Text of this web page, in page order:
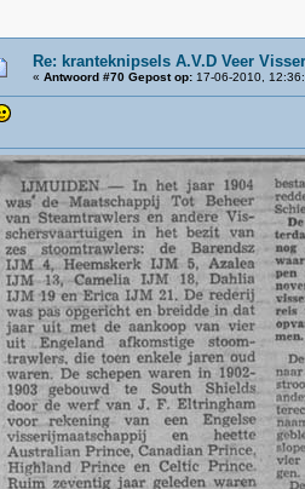
Re: kranteknipsels A.V.D Veer
« Antwoord #70 Gepost op:17-06-2010,